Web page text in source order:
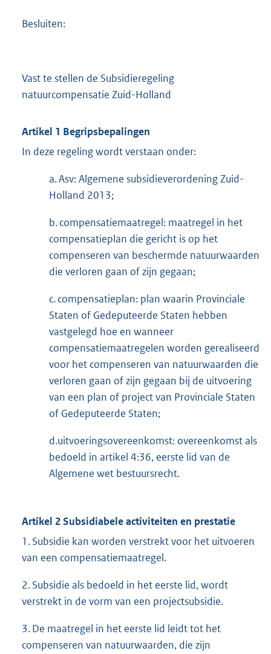
Besluiten:
Vast te stellen de Subsidieregeling
natuurcompensatie Zuid-Holland
Artikel 1 Begripsbepalingen
In deze regeling wordt verstaan onder:
a. Asv: Algemene subsidieverordening Zuid-
Holland 2013;
b. compensatiemaatregel: maatregel in het
compensatieplan die gericht is op het
compenseren van beschermde natuurwaarden
die verloren gaan of zijn gegaan;
c. compensatieplan: plan waarin Provinciale
Staten of Gedeputeerde Staten hebben
vastgelegd hoe en wanneer
compensatiemaatregelen worden gerealiseerd
voor het compenseren van natuurwaarden die
verloren gaan of zijn gegaan bij de uitvoering
van een plan of project van Provinciale Staten
of Gedeputeerde Staten;
d.uitvoeringsovereenkomst: overeenkomst als
bedoeld in artikel 4:36, eerste lid van de
Algemene wet bestuursrecht.
Artikel 2 Subsidiabele activiteiten en prestatie
1. Subsidie kan worden verstrekt voor het uitvoeren
van een compensatiemaatregel.
2. Subsidie als bedoeld in het eerste lid, wordt
verstrekt in de vorm van een projectsubsidie.
3. De maatregel in het eerste lid leidt tot het
compenseren van natuurwaarden, die zijn